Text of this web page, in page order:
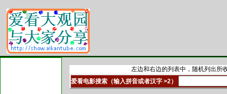
左边和右边的列表中，随机列出所
爱看电影搜索（输入拼音或者汉字 >2）